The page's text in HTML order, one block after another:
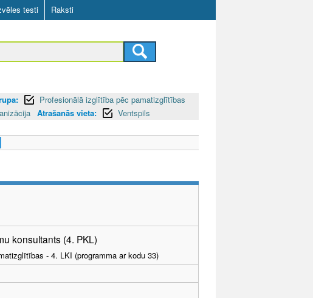
testi Raksti
Profesionālā izglītība pēc pamatizglītības
Atrašanās vieta: Ventspils
konsultants (4. PKL)
- 4. LKI (programma ar kodu 33)